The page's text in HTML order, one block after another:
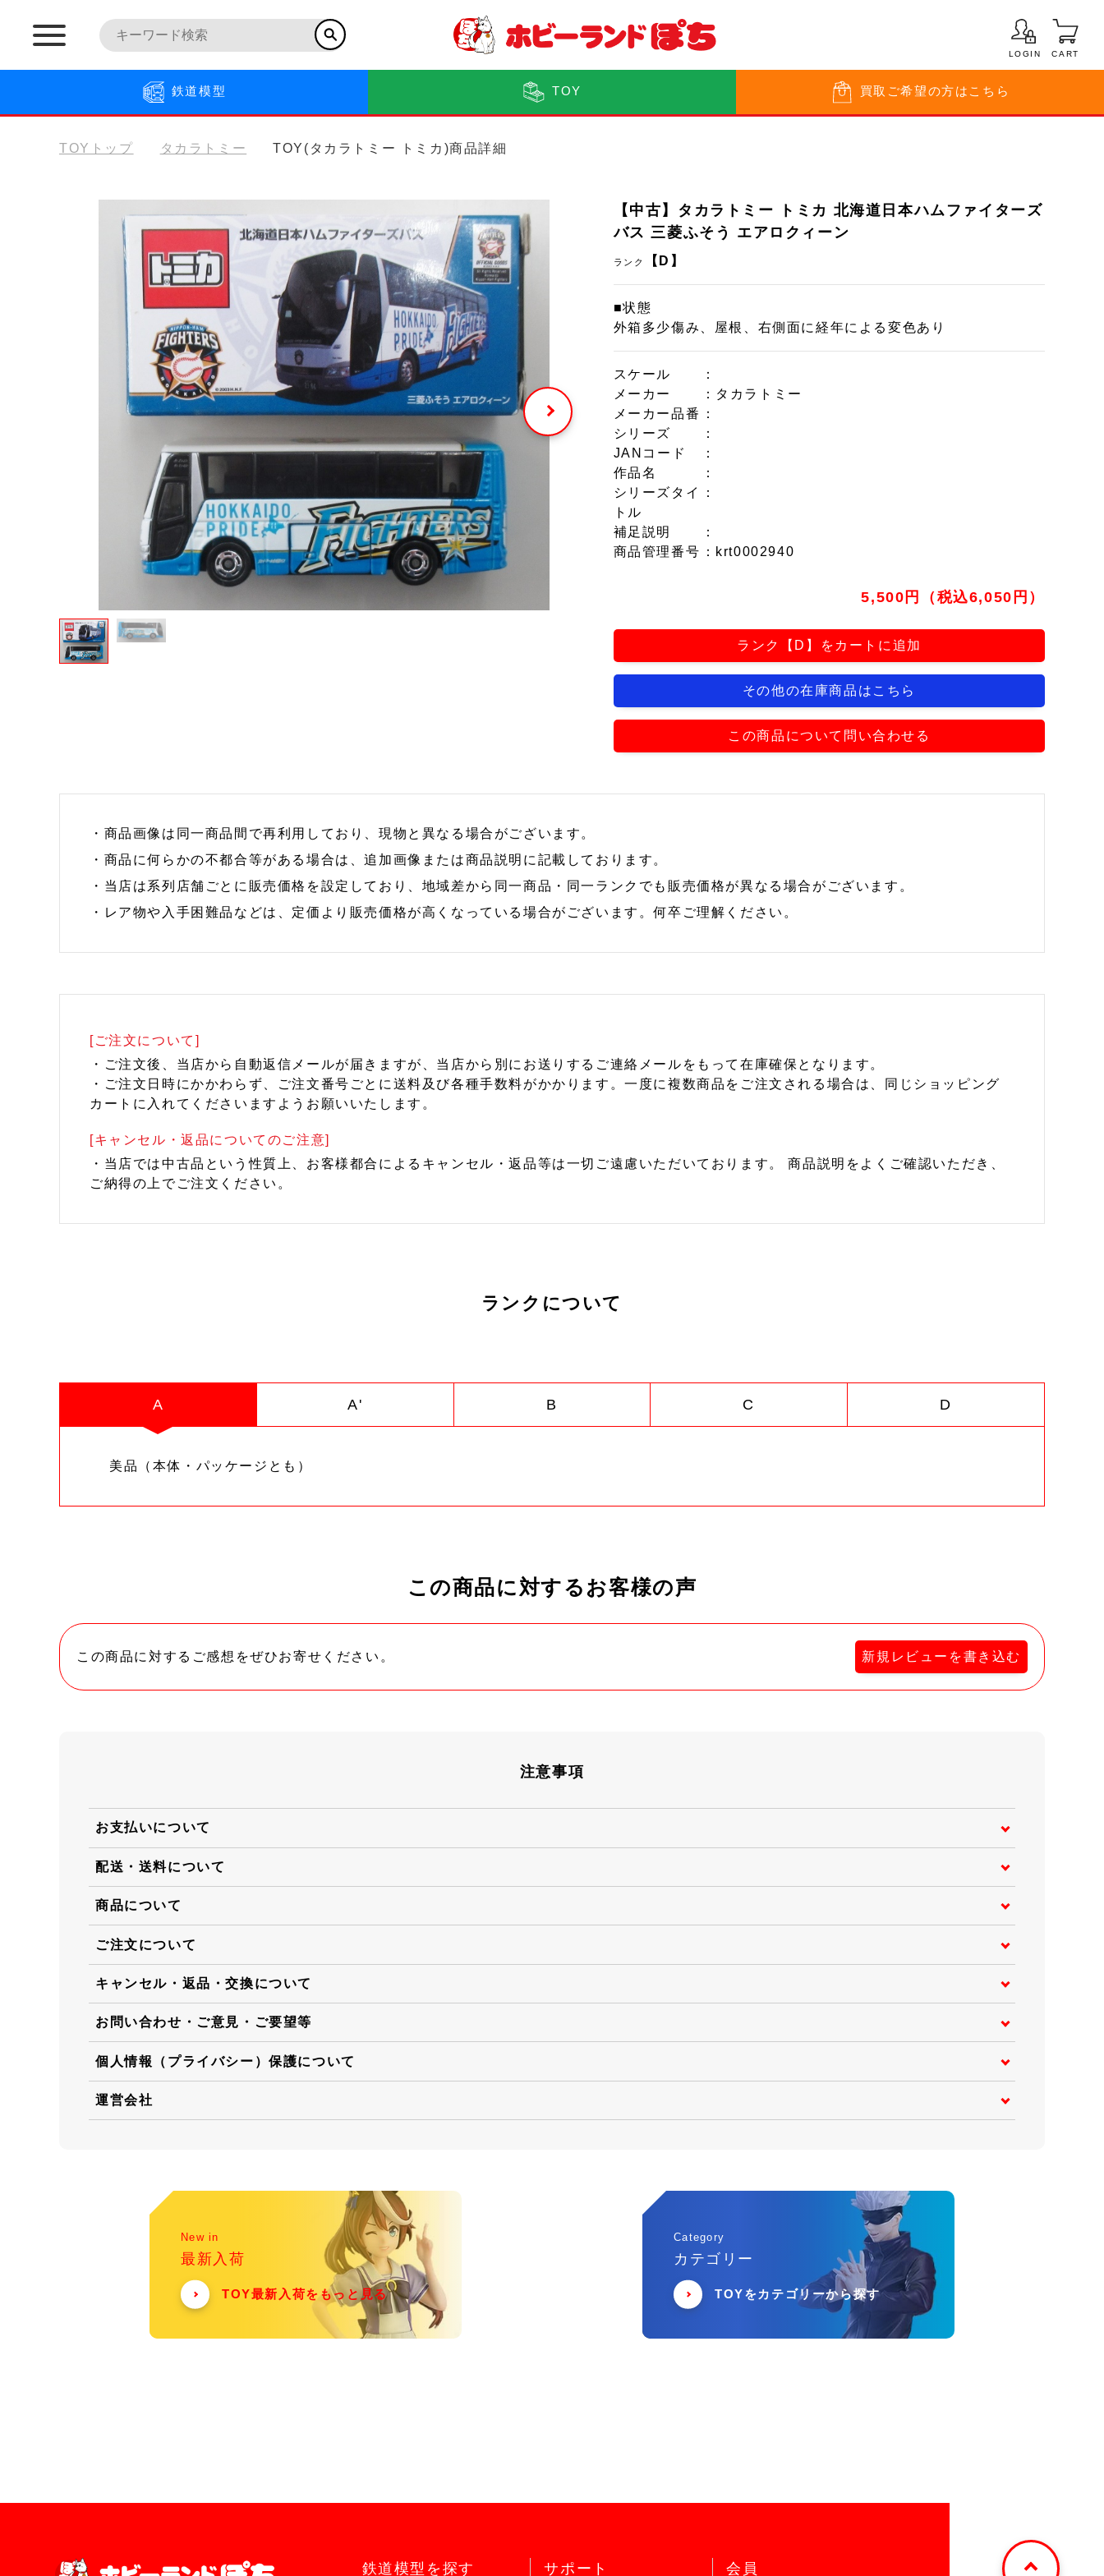
LOGIN CART
鉄道模型 TOY 買取 ご希望の方はこちら
TOYトップ タカラトミー TOY(タカラトミー トミカ)商品詳細
【中古】タカラトミー トミカ 北海道日本ハムファイターズ
バス 三菱ふそう エアロクィーン
ランク 【D】
■状態
外箱多少傷み、屋根、右側面に経年による変色あり
スケール
：
メーカー
：タカラトミー
メーカー品番
：
シリーズ
：
JANコード
：
作品名
：
シリーズタイ
トル
：
補足説明
：
商品管理番号 ：krt0002940
5,500円（税込6,050円）
ランク【D】をカートに追加
その他の在庫商品はこちら
この商品について問い合わせる
・商品画像は同一商品間で再利用しており、現物と異なる場合がございます。
・商品に何らかの不都合等がある場合は、追加画像または商品説明に記載しております。
・当店は系列店舗ごとに販売価格を設定しており、地域差から同一商品・同一ランクでも販売価格が異なる場合がございます。
・レア物や入手困難品などは、定価より販売価格が高くなっている場合がございます。何卒ご理解ください。
[ご注文について]
・ご注文後、当店から自動返信メールが届きますが、当店から別にお送りするご連絡メールをもって在庫確保となります。
・ご注文日時にかかわらず、ご注文番号ごとに送料及び各種手数料がかかります。一度に複数商品をご注文される場合は、同じショッピング
カートに入れてくださいますようお願いいたします。
[キャンセル・返品についてのご注意]
・当店では中古品という性質上、お客様都合によるキャンセル・返品等は一切ご遠慮いただいております。 商品説明をよくご確認いただき、
ご納得の上でご注文ください。
ランクについて
A A' B C D
美品（本体・パッケージとも）
この商品に対するお客様の声
この商品に対するご感想をぜひお寄せください。 新規レビューを書き込む
注意事項
お支払いについて
配送・送料について
商品について
ご注文について
キャンセル・返品・交換について
お問い合わせ・ご意見・ご要望等
個人情報（プライバシー）保護について
運営会社
New in
最新入荷
TOY最新入荷をもっと見る
Category
カテゴリー
TOYをカテゴリーから探す
鉄道模型を探す サポート 会員